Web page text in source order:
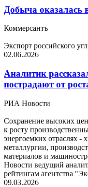
Добыча оказалась
Коммерсантъ
Экспорт российского
02.06.2026
Аналитик
пострадают от
РИА Новости
Сохранение высоких
к росту
энергоемких отраслях
металлургии,
материалов и
Новости ведущий
рейтингам агентства
09.03.2026